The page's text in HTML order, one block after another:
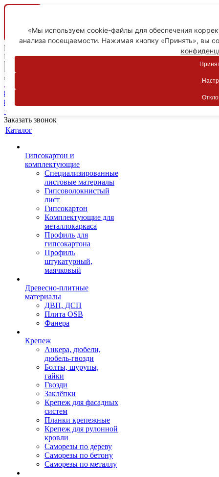
Ваш город
Пятигорск
Личный кабинет
8-800-775-59-89
8-800-775-59-89
+7 918 754-83-77
Заказать звонок
Каталог
Гипсокартон и
комплектующие
Специализированные
листовые материалы
Гипсоволокнистый
лист
Гипсокартон
Комплектующие для
металлокаркаса
Профиль для
гипсокартона
Профиль
штукатурный,
маячковый
Древесно-плитные
материалы
ДВП, ДСП
Плита OSB
Фанера
Крепеж
Анкера, дюбели,
дюбель-гвозди
Болты, шурупы,
гайки
Гвозди
Заклёпки
Крепеж для фасадных
систем
Планки крепежные
Крепеж для рулонной
кровли
Саморезы по дереву
Саморезы по бетону
Саморезы по металлу
«Мы используем cookie-файлы для обеспечения
анализа посещаемости. Нажимая кнопку «Принять», вы